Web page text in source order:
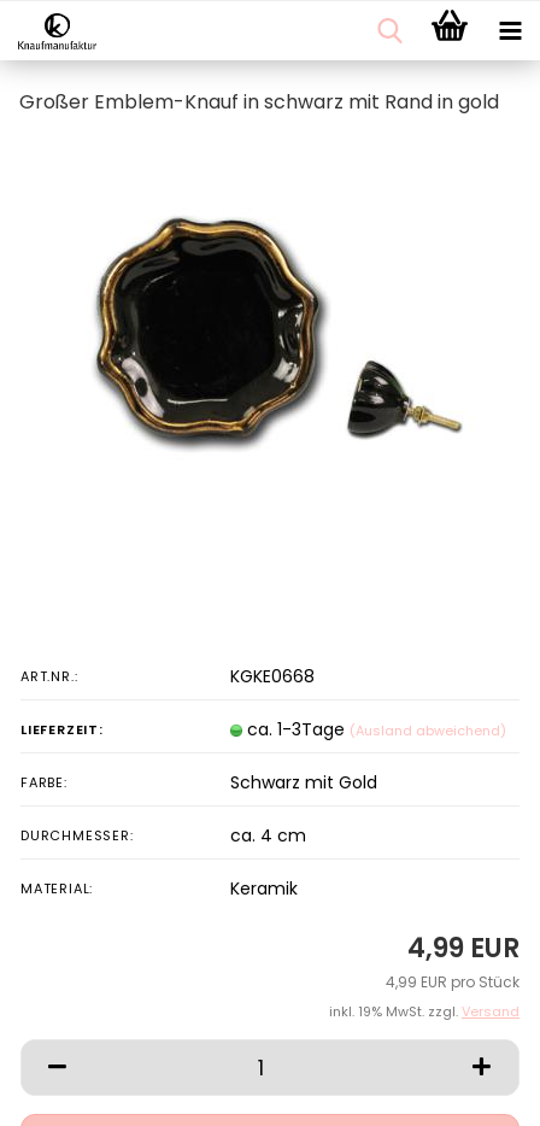
Großer Emblem-Knauf in schwarz mit Rand in gold
ART.NR.: KGKE0668
LIEFERZEIT: ca. 1-3Tage (Ausland abweichend)
FARBE: Schwarz mit Gold
DURCHMESSER: ca. 4 cm
MATERIAL: Keramik
4,99 EUR
4,99 EUR pro Stück
inkl. 19% MwSt. zzgl.Versand